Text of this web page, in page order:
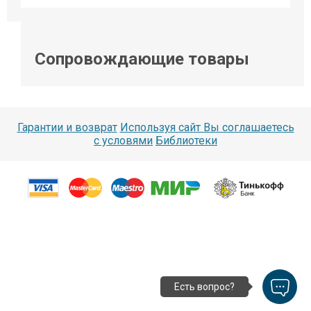
Сопровождающие товары
Гарантии и возврат Используя сайт Вы соглашаетесь
с условями Библиотеки
Есть вопрос?